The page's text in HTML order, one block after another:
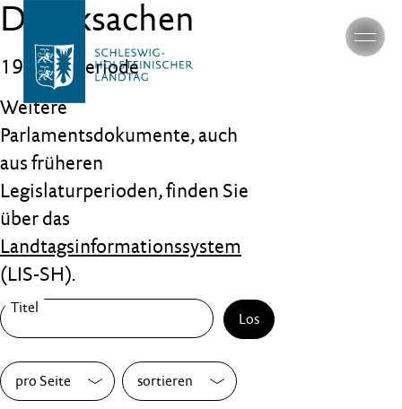
Drucksachen
19. Wahlperiode
Weitere
Parlamentsdokumente, auch
aus früheren
Legislaturperioden, finden Sie
über das
Landtagsinformationssystem
(LIS-SH).
Los
pro Seite sortieren